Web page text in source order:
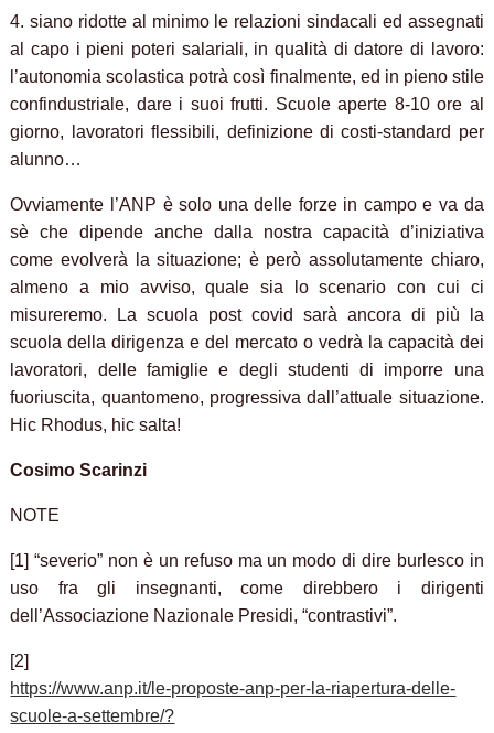
4. siano ridotte al minimo le relazioni sindacali ed assegnati
al capo i pieni poteri salariali, in qualità di datore di lavoro:
l’autonomia scolastica potrà così finalmente, ed in pieno stile
confindustriale, dare i suoi frutti. Scuole aperte 8-10 ore al
giorno, lavoratori flessibili, definizione di costi-standard per
alunno…
Ovviamente l’ANP è solo una delle forze in campo e va da
sè che dipende anche dalla nostra capacità d’iniziativa
come evolverà la situazione; è però assolutamente chiaro,
almeno a mio avviso, quale sia lo scenario con cui ci
misureremo. La scuola post covid sarà ancora di più la
scuola della dirigenza e del mercato o vedrà la capacità dei
lavoratori, delle famiglie e degli studenti di imporre una
fuoriuscita, quantomeno, progressiva dall’attuale situazione.
Hic Rhodus, hic salta!
Cosimo Scarinzi
NOTE
[1] “severio” non è un refuso ma un modo di dire burlesco in
uso fra gli insegnanti, come direbbero i dirigenti
dell’Associazione Nazionale Presidi, “contrastivi”.
[2]
https://www.anp.it/le-proposte-anp-per-la-riapertura-delle-
scuole-a-settembre/?